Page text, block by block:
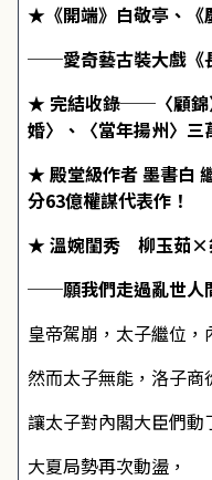
★《開端》白敬亭、《
──愛奇藝古裝大戲《
★ 完結收錄──〈顧錦
婚〉、〈當年揚州〉 三
★ 殿堂級作者 墨書白
分63億權謀代表作！
★ 溫婉閨秀 柳玉茹×
──願我們走過亂世人
皇帝駕崩，太子繼位，
然而太子無能，洛子商
讓太子對內閣大臣們動
大夏局勢再次動盪，